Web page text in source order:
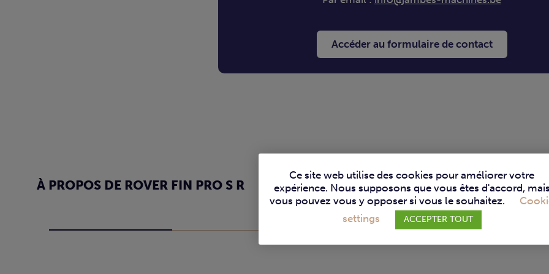
Accéder au formulaire de contact
À PROPOS DE ROVER FIN PRO S R
Ce site web utilise des cookies pour améliorer votre
expérience. Nous supposons que vous êtes d'accord,
vous pouvez vous y opposer si vous le souhaitez.
settings
ACCEPTER TOUT